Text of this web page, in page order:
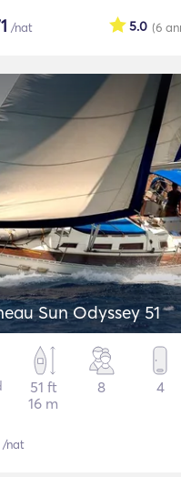
/nat (6
5.0
Sun Odyssey 51
51 ft
16 m
8 4
/nat